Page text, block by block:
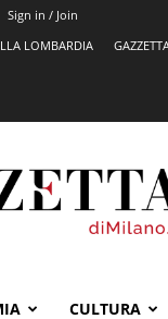
Sign in / Join
LOMBARDIA
CULTURA